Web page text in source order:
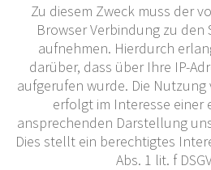
Zu diesem Zweck muss der
Browser Verbindung zu den
aufnehmen. Hierdurch
darüber, dass über Ihre IP-
aufgerufen wurde. Die
erfolgt im Interesse einer
ansprechenden Darstellung
Dies stellt ein berechtigtes
Abs. 1 lit. f